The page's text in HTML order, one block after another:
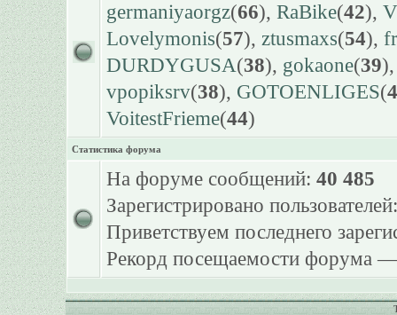
germaniyaorgz(66), RaBike(42),
Lovelymonis(57), ztusmaxs(54),
DURDYGUSA(38), gokaone(39
vpopiksrv(38), GOTOENLIGES(
VoitestFrieme(44)
Статистика форума
На форуме сообщений: 40 485
Зарегистрировано
Приветствуем последнего
Рекорд посещаемости форума